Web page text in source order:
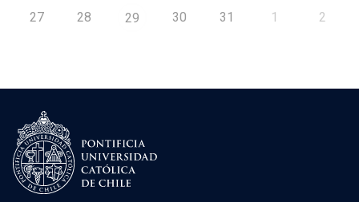
27 28 29 30 31 1 2